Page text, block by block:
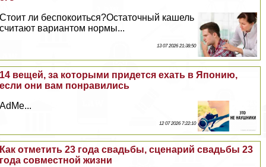
Стоит ли беспокоиться?Остаточный кашель
считают вариантом нормы...
13 07 2026 21:38:50
14 вещей, за которыми придется ехать в Японию,
если они вам понравились
AdMe...
12 07 2026 7:22:10
Как отметить 23 года свадьбы, сценарий свадьбы 23
года совместной жизни